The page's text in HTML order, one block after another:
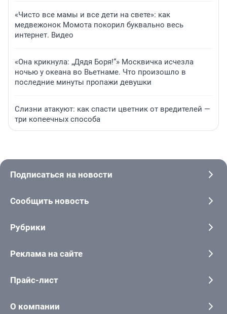
«Чисто все мамы и все дети на свете»: как
медвежонок Момота покорил буквально весь
интернет. Видео
«Она крикнула: „Дядя Боря!“» Москвичка исчезла
ночью у океана во Вьетнаме. Что произошло в
последние минуты пропажи девушки
Слизни атакуют: как спасти цветник от вредителей —
три копеечных способа
Подписаться на новости
Сообщить новость
Рубрики
Реклама на сайте
Прайс-лист
О компании